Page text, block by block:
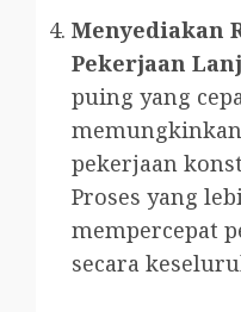
Menyediakan
Pekerjaan
puing yang
pekerjaan
Proses yang
mempercepat
secara